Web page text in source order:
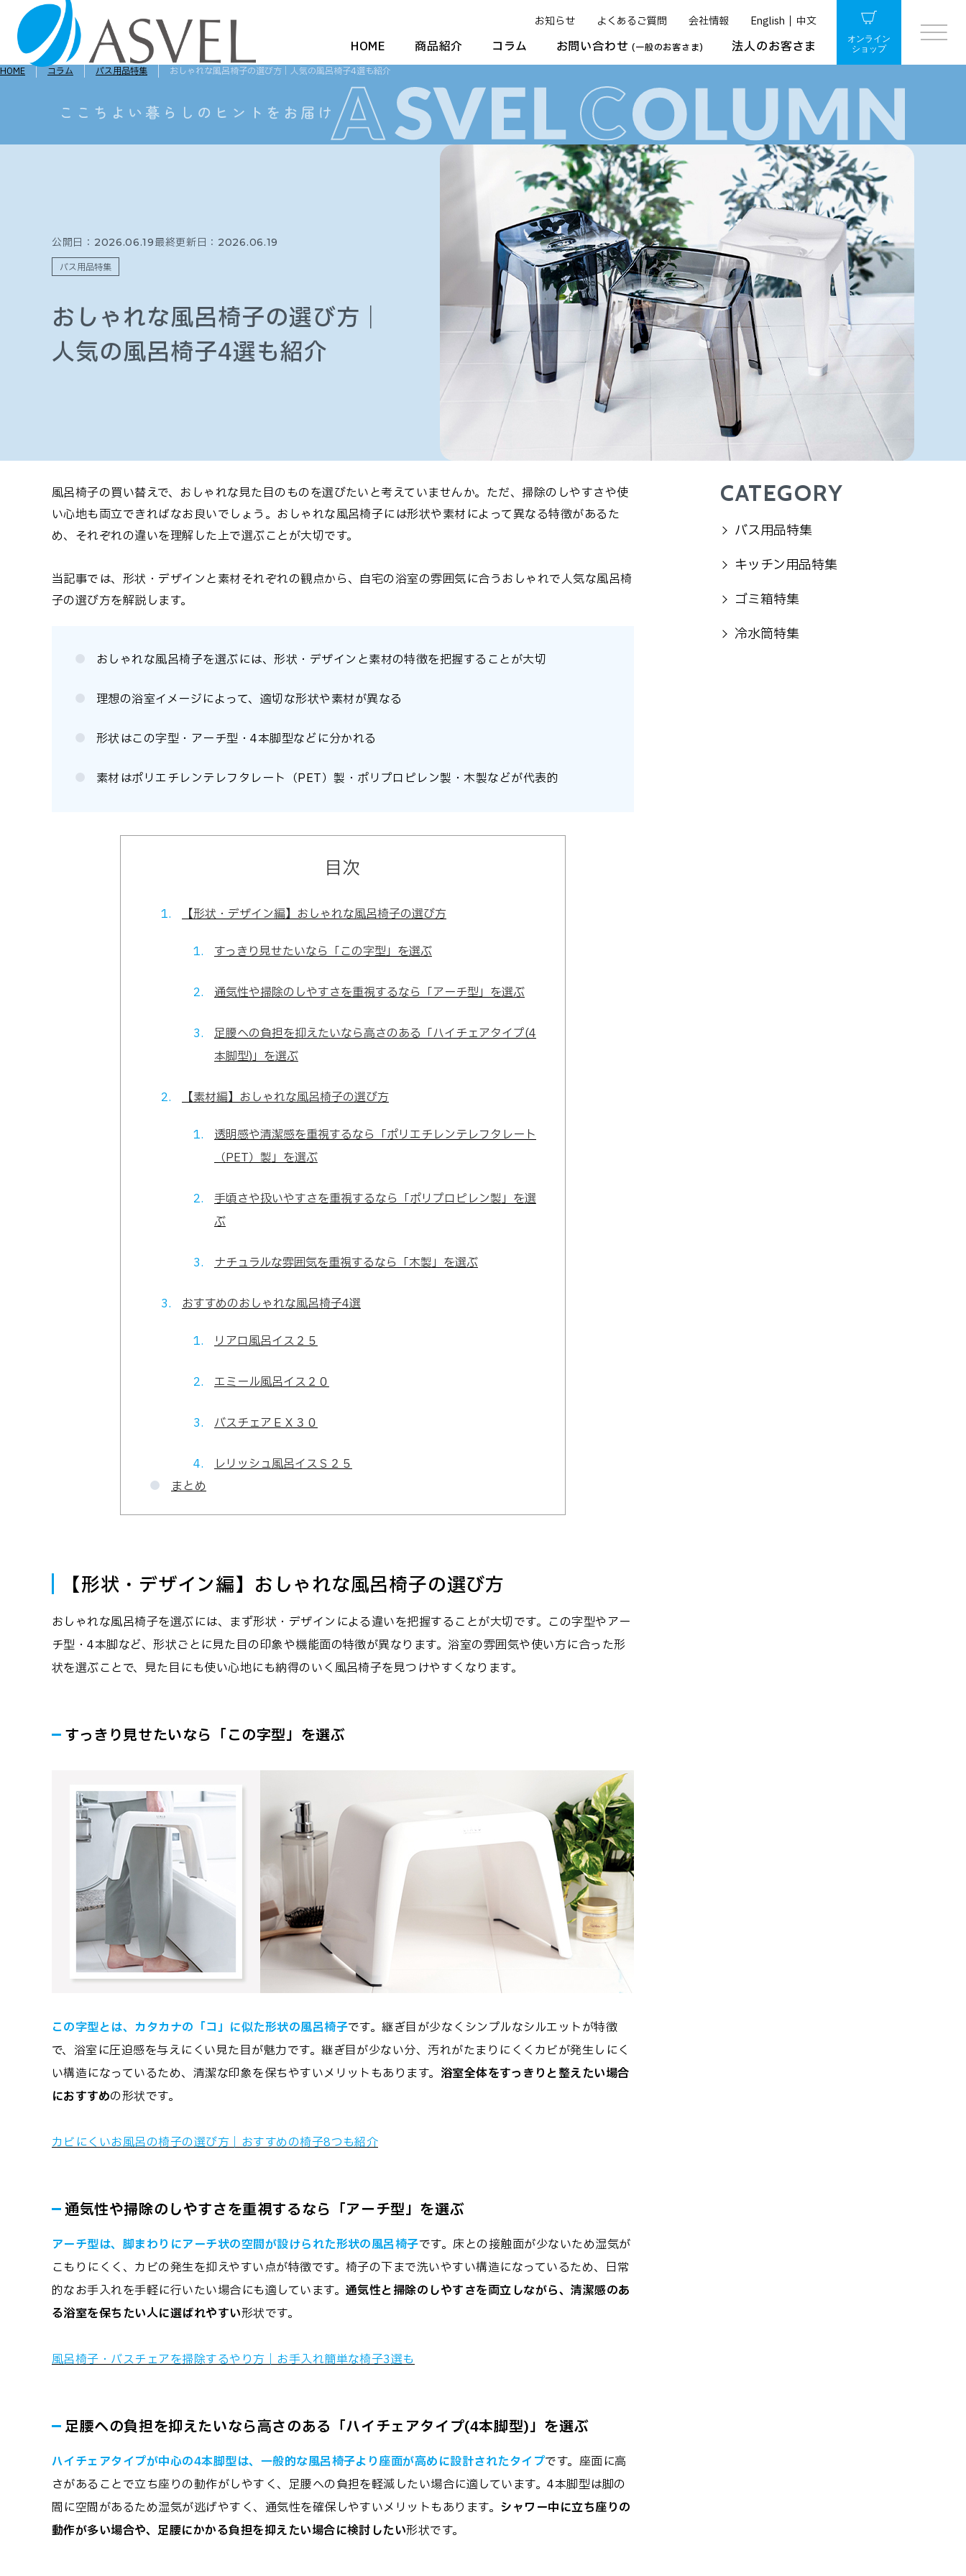
お知らせ よくあるご質問 会社情報 English 中文
HOME 商品紹介 コラム お問い合わせ(一般のお客さま) 法人のお客さま
オンライン
ショップ
HOME コラム バス用品特集 おしゃれな風呂椅子の選び方｜人気の風呂椅子4選も紹介
公開日： 2026.06.19最終更新日： 2026.06.19
バス用品特集
おしゃれな風呂椅子の選び方｜
人気の風呂椅子4選も紹介
風呂椅子の買い替えで、おしゃれな見た目のものを選びたいと考えていませんか。ただ、掃除のしやすさや使
い心地も両立できればなお良いでしょう。おしゃれな風呂椅子には形状や素材によって異なる特徴があるた
め、それぞれの違いを理解した上で選ぶことが大切です。
当記事では、形状・デザインと素材それぞれの観点から、自宅の浴室の雰囲気に合うおしゃれで人気な風呂椅
子の選び方を解説します。
おしゃれな風呂椅子を選ぶには、形状・デザインと素材の特徴を把握することが大切
理想の浴室イメージによって、適切な形状や素材が異なる
形状はこの字型・アーチ型・4本脚型などに分かれる
素材はポリエチレンテレフタレート（PET）製・ポリプロピレン製・木製などが代表的
目次
【形状・デザイン編】おしゃれな風呂椅子の選び方
すっきり見せたいなら「この字型」を選ぶ
通気性や掃除のしやすさを重視するなら「アーチ型」を選ぶ
足腰への負担を抑えたいなら高さのある「ハイチェアタイプ(4
本脚型)」を選ぶ
【素材編】おしゃれな風呂椅子の選び方
透明感や清潔感を重視するなら「ポリエチレンテレフタレート
（PET）製」を選ぶ
手頃さや扱いやすさを重視するなら「ポリプロピレン製」を選
ぶ
ナチュラルな雰囲気を重視するなら「木製」を選ぶ
おすすめのおしゃれな風呂椅子4選
リアロ風呂イス２５
エミール風呂イス２０
バスチェアＥＸ３０
レリッシュ風呂イスＳ２５
まとめ
【形状・デザイン編】おしゃれな風呂椅子の選び方
おしゃれな風呂椅子を選ぶには、まず形状・デザインによる違いを把握することが大切です。この字型やアー
チ型・4本脚など、形状ごとに見た目の印象や機能面の特徴が異なります。浴室の雰囲気や使い方に合った形
状を選ぶことで、見た目にも使い心地にも納得のいく風呂椅子を見つけやすくなります。
すっきり見せたいなら「この字型」を選ぶ
この字型とは、カタカナの「コ」に似た形状の風呂椅子です。継ぎ目が少なくシンプルなシルエットが特徴
で、浴室に圧迫感を与えにくい見た目が魅力です。継ぎ目が少ない分、汚れがたまりにくくカビが発生しにく
い構造になっているため、清潔な印象を保ちやすいメリットもあります。 浴室全体をすっきりと整えたい場合
におすすめの形状です。
カビにくいお風呂の椅子の選び方｜おすすめの椅子8つも紹介
通気性や掃除のしやすさを重視するなら「アーチ型」を選ぶ
アーチ型は、脚まわりにアーチ状の空間が設けられた形状の風呂椅子です。床との接触面が少ないため湿気が
こもりにくく、カビの発生を抑えやすい点が特徴です。椅子の下まで洗いやすい構造になっているため、日常
的なお手入れを手軽に行いたい場合にも適しています。 通気性と掃除のしやすさを両立しながら、清潔感のあ
る浴室を保ちたい人に選ばれやすい形状です。
風呂椅子・バスチェアを掃除するやり方｜お手入れ簡単な椅子3選も
足腰への負担を抑えたいなら高さのある「ハイチェアタイプ(4本脚型)」を選ぶ
ハイチェアタイプが中心の4本脚型は、一般的な風呂椅子より座面が高めに設計されたタイプです。座面に高
さがあることで立ち座りの動作がしやすく、足腰への負担を軽減したい場合に適しています。4本脚型は脚の
間に空間があるため湿気が逃げやすく、通気性を確保しやすいメリットもあります。 シャワー中に立ち座りの
動作が多い場合や、足腰にかかる負担を抑えたい場合に検討したい形状です。
CATEGORY
バス用品特集
キッチン用品特集
ゴミ箱特集
冷水筒特集